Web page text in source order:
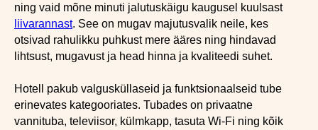
ning vaid mõne minuti jalutuskäigu kaugusel kuulsast
liivarannast. See on mugav majutusvalik neile, kes
otsivad rahulikku puhkust mere ääres ning hindavad
lihtsust, mugavust ja head hinna ja kvaliteedi suhet.
Hotell pakub valgusküllaseid ja funktsionaalseid tube
erinevates kategooriates. Tubades on privaatne
vannituba, televiisor, külmkapp, tasuta Wi-Fi ning kõik